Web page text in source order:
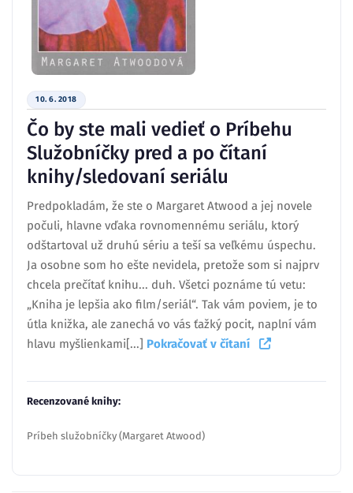
10. 6. 2018
Čo by ste mali vedieť o Príbehu
Služobníčky pred a po čítaní
knihy/sledovaní seriálu
Predpokladám, že ste o Margaret Atwood a jej novele
počuli, hlavne vďaka rovnomennému seriálu, ktorý
odštartoval už druhú sériu a teší sa veľkému úspechu.
Ja osobne som ho ešte nevidela, pretože som si najprv
chcela prečítať knihu... duh. Všetci poznáme tú vetu:
„Kniha je lepšia ako film/seriál“. Tak vám poviem, je to
útla knižka, ale zanechá vo vás ťažký pocit, naplní vám
hlavu myšlienkami[...] Pokračovať v čítaní
Recenzované knihy:
Príbeh služobníčky (Margaret Atwood)